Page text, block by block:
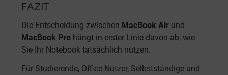
FAZIT
Die Entscheidung zwischen MacBook Air und
MacBook Pro hängt in erster Linie davon ab, wie
Sie Ihr Notebook tatsächlich nutzen.
Für Studierende, Office-Nutzer, Selbstständige und